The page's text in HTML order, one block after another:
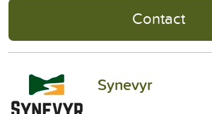
Contact
Synevyr